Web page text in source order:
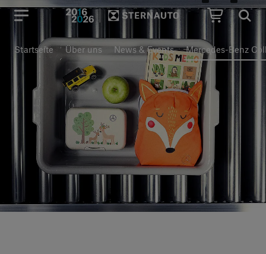
Hauptregion der Seite
Startseite Über uns News & Events Mercedes-Benz